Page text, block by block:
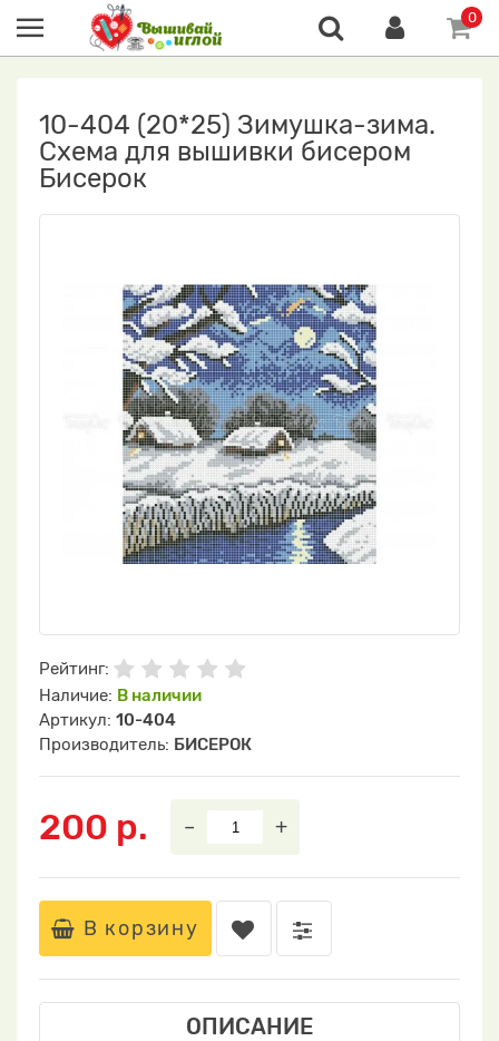
0
10-404 (20*25) Зимушка-зима.
Схема для вышивки бисером
Бисерок
Рейтинг:
Наличие: В наличии
Артикул: 10-404
Производитель: БИСЕРОК
200 р. – +
В корзину
ОПИСАНИЕ